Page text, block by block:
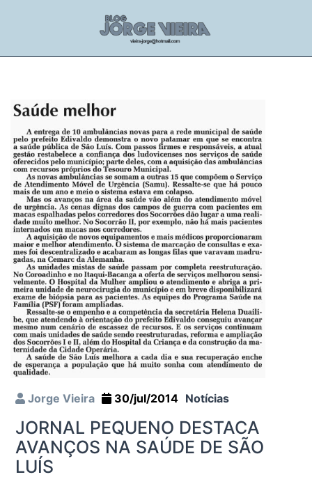
Jorge Vieira 30/jul/2014 Notícias
JORNAL PEQUENO DESTACA
AVANÇOS NA SAÚDE DE SÃO
LUÍS